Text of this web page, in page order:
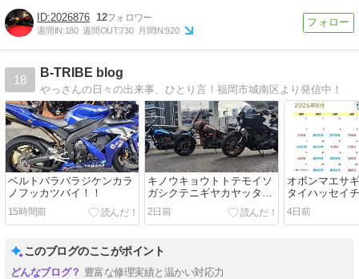
2026876 12
週間IN:180 週間OUT:730 月間IN:920
18
B-TRIBE blog
やっさんの日々の出来事、ひとり言！福岡市城南区より発信中！
ベルトバラバラジケンカラ
ノフッカツバイ！！
15時間前
キノウキョウトトテモイソ
ガシクテニギヤカヤッタバ
イ！！
2日前
オボンマエサ
タイハッセイ
イ！！
4日前
このブログのここがポイント
豊富な修理実績と温かい対応力